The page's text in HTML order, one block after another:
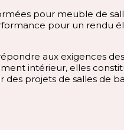
pour meuble de
pour un rendu
aux exigences des
intérieur, elles
projets de salles de